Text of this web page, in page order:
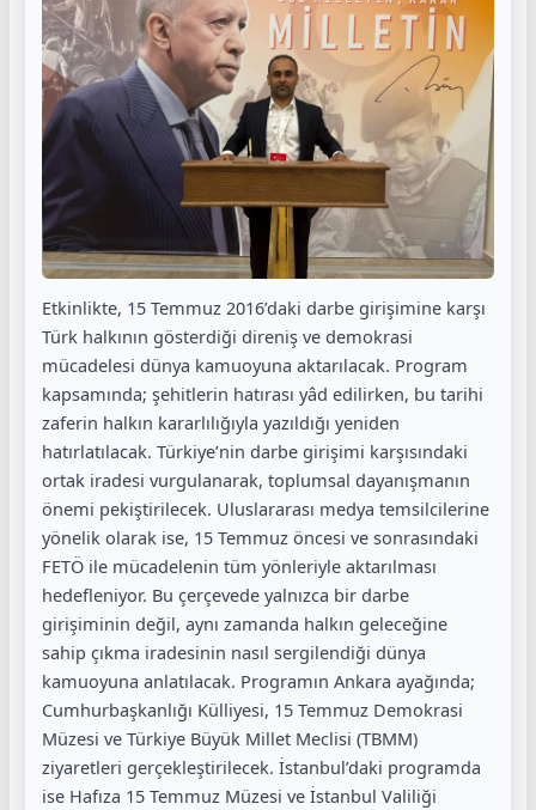
Etkinlikte, 15 Temmuz 2016’daki darbe girişimine karşı
Türk halkının gösterdiği direniş ve demokrasi
mücadelesi dünya kamuoyuna aktarılacak. Program
kapsamında; şehitlerin hatırası yâd edilirken, bu tarihi
zaferin halkın kararlılığıyla yazıldığı yeniden
hatırlatılacak. Türkiye’nin darbe girişimi karşısındaki
ortak iradesi vurgulanarak, toplumsal dayanışmanın
önemi pekiştirilecek. Uluslararası medya temsilcilerine
yönelik olarak ise, 15 Temmuz öncesi ve sonrasındaki
FETÖ ile mücadelenin tüm yönleriyle aktarılması
hedefleniyor. Bu çerçevede yalnızca bir darbe
girişiminin değil, aynı zamanda halkın geleceğine
sahip çıkma iradesinin nasıl sergilendiği dünya
kamuoyuna anlatılacak. Programın Ankara ayağında;
Cumhurbaşkanlığı Külliyesi, 15 Temmuz Demokrasi
Müzesi ve Türkiye Büyük Millet Meclisi (TBMM)
ziyaretleri gerçekleştirilecek. İstanbul’daki programda
ise Hafıza 15 Temmuz Müzesi ve İstanbul Valiliği